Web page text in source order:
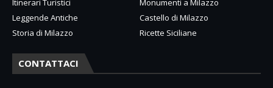
Itinerari Turistici
Monumenti a Milazzo
Leggende Antiche
Castello di Milazzo
Storia di Milazzo
Ricette Siciliane
CONTATTACI